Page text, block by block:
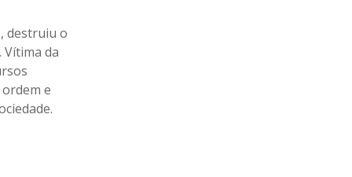
destruiu o
da
e